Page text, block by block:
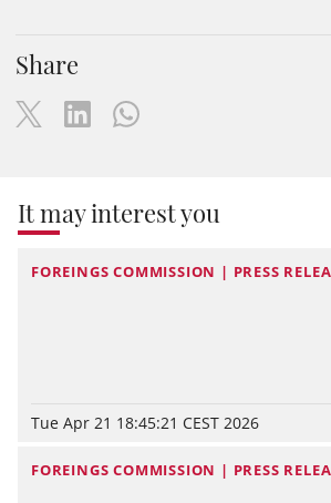
Share
It may interest you
FOREINGS COMMISSION | PRESS
Tue Apr 21 18:45:21 CEST 2026
FOREINGS COMMISSION | PRESS